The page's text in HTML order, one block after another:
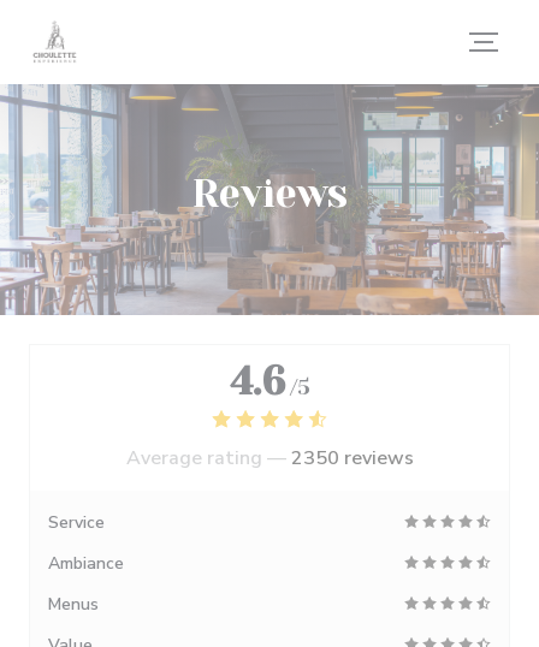
Personalizing your cookie choices
Reviews
4.6 /5
Average rating —2350 reviews
Service
Ambiance
Menus